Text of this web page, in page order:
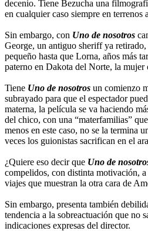
decenio. Tiene Bezucha una
en cualquier caso siempre en terrenos
Sin embargo, con Uno de nosotros
George, un antiguo sheriff ya
pequeño hasta que Lorna, años más
paterno en Dakota del Norte, la mujer
Tiene Uno de nosotros un comienzo
subrayado para que el espectador
materna, la película se va haciendo
del chico, con una “materfamilias”
menos en este caso, no se la termina
veces los guionistas sacrifican en el
¿Quiere eso decir que Uno de
compelidos, con distinta motivación,
viajes que muestran la otra cara de
Sin embargo, presenta también
tendencia a la sobreactuación que no
indicaciones expresas del director.